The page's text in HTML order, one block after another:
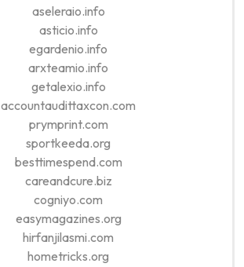
aseleraio.info
asticio.info
egardenio.info
arxteamio.info
getalexio.info
accountaudittaxcon.com
prymprint.com
sportkeeda.org
besttimespend.com
careandcure.biz
cogniyo.com
easymagazines.org
hirfanjilasmi.com
hometricks.org